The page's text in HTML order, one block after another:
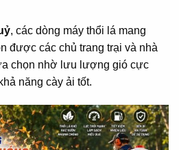
, các dòng máy thổi lá mang
được các chủ trang trại và nhà
chọn nhờ lưu lượng gió cực
năng cày ải tốt.